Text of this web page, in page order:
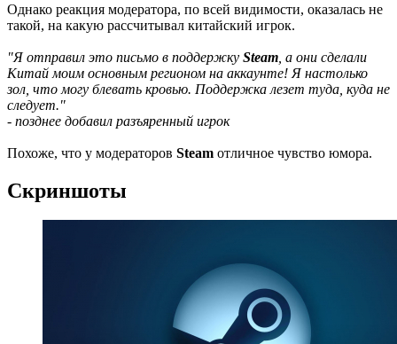
Однако реакция модератора, по всей видимости, оказалась не
такой, на какую рассчитывал китайский игрок.
"Я отправил это письмо в поддержку Steam , а они сделали
Китай моим основным регионом на аккаунте! Я настолько
зол, что могу блевать кровью. Поддержка лезет туда, куда не
следует."
- позднее добавил разъяренный игрок
Похоже, что у модераторов Steam отличное чувство юмора.
Скриншоты